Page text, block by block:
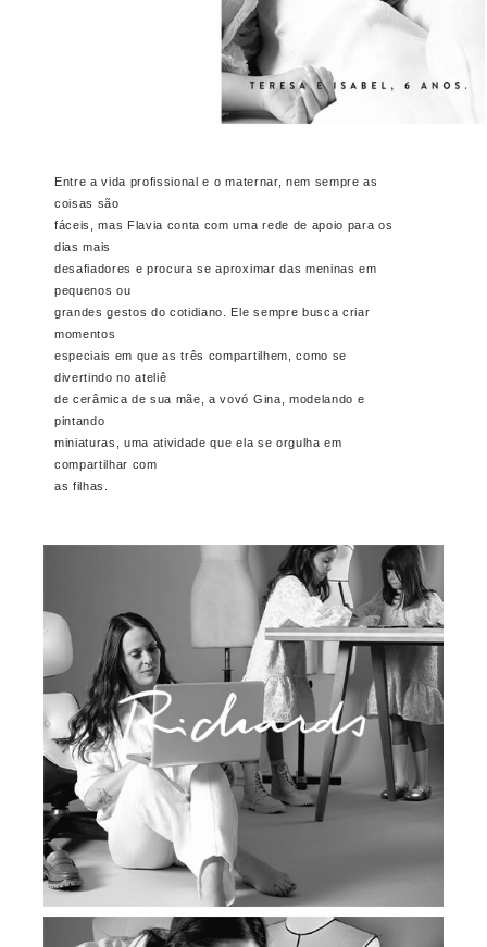
Entre a vida profissional e o maternar, nem sempre as
coisas são
fáceis, mas Flavia conta com uma rede de apoio para os
dias mais
desafiadores e procura se aproximar das meninas em
pequenos ou
grandes gestos do cotidiano. Ele sempre busca criar
momentos
especiais em que as três compartilhem, como se
divertindo no ateliê
de cerâmica de sua mãe, a vovó Gina, modelando e
pintando
miniaturas, uma atividade que ela se orgulha em
compartilhar com
as filhas.